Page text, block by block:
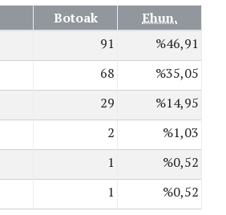
Botoak
Ehun.
91
%46,91
68
%35,05
29
%14,95
2
%1,03
1
%0,52
1 %0,52